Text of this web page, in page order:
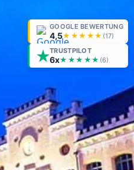
GOOGLE BEWERTUNG
4,5★★★★★ (17)
TRUSTPILOT
6x★★★★★ (6)